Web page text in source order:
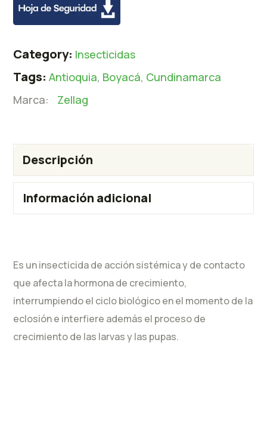
Category: Insecticidas
Tags: Antioquia, Boyacá, Cundinamarca
Marca:
Zellag
Descripción
Información adicional
Es un insecticida de acción sistémica y de contacto
que afecta la hormona de crecimiento,
interrumpiendo el ciclo biológico en el momento de la
eclosión e interfiere además el proceso de
crecimiento de las larvas y las pupas.